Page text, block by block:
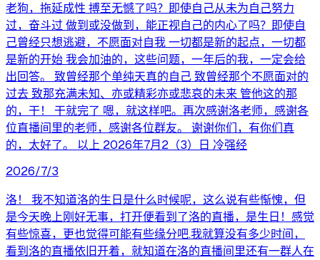
老狗，拖延成性 搏至无憾了吗？即使自己从未为自己努力
过，奋斗过 做到或没做到，能正视自己的内心了吗？即使自
己曾经只想逃避，不愿面对自我 一切都是新的起点，一切都
是新的开始 我会加油的，这些问题，一年后的我，一定会给
出回答。 致曾经那个单纯天真的自己 致曾经那个不愿面对的
过去 致那充满未知、亦或精彩亦或悲哀的未来 管他这的那
的，干！ 干就完了 嗯，就这样吧。再次感谢洛老师，感谢各
位直播间里的老师，感谢各位群友。 谢谢你们，有你们真
的，太好了。 以上 2026年7月2（3）日 冷强经
2026/7/3
洛！ 我不知道洛的生日是什么时候呢，这么说有些惭愧，但
是今天晚上刚好无事，打开便看到了洛的直播，是生日！感觉
有些惊喜，更也觉得可能有些缘分吧.我就算没有多少时间，
看到洛的直播依旧开着，就知道在洛的直播间里还有一群人在